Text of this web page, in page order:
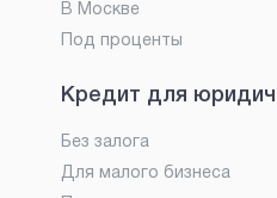
В Москве
Под проценты
Кредит для
Без залога
Для малого бизнеса